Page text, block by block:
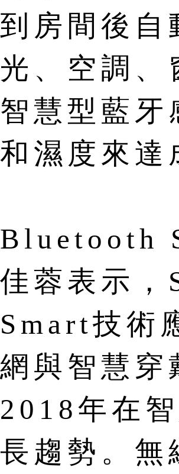
到房間後自
光、空調
智慧型藍
和濕度來達
Bluetooth
佳蓉表示
Smart技術
網與智慧
2018年在
長趨勢。無